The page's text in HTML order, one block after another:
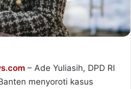
– Ade Yuliasih, DPD RI
menyoroti kasus